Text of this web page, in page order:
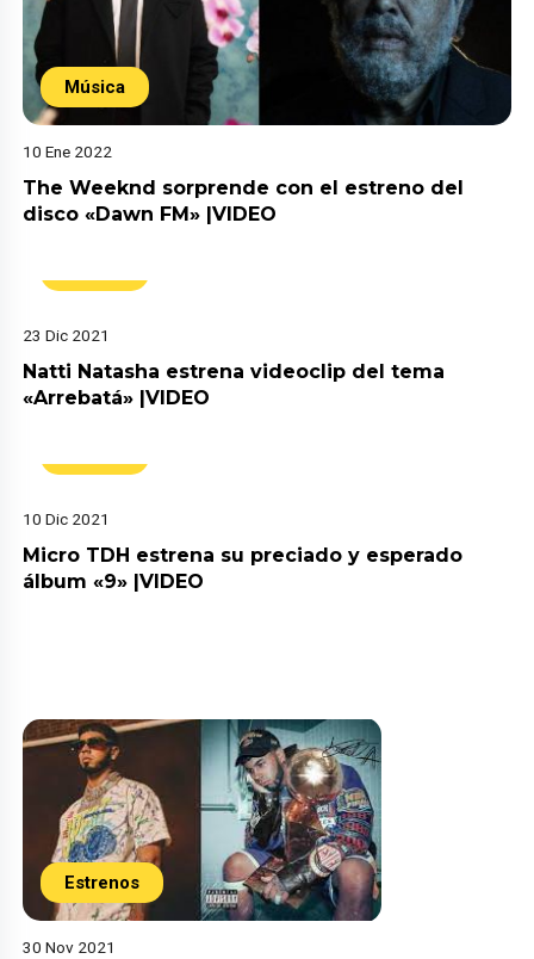
Música
10 Ene 2022
The Weeknd sorprende con el estreno del
disco «Dawn FM» |VIDEO
23 Dic 2021
Natti Natasha estrena videoclip del tema
«Arrebatá» |VIDEO
10 Dic 2021
Micro TDH estrena su preciado y esperado
álbum «9» |VIDEO
Estrenos
30 Nov 2021